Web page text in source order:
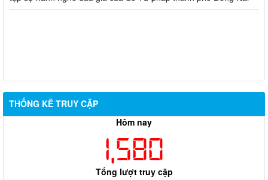
THỐNG KÊ TRUY CẬP
Hôm nay
1,580
Tổng lượt truy cập